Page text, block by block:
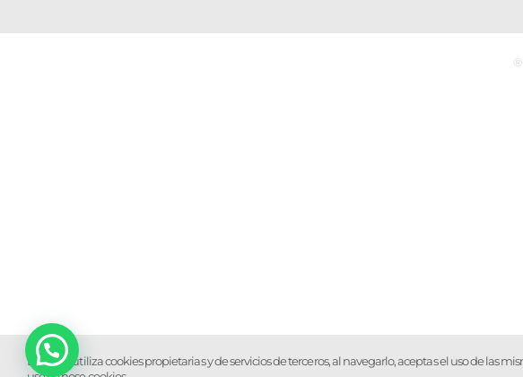
®
Éste sitio utiliza cookies propietarias y de servicios de terceros, al navegarlo, aceptas el uso de las